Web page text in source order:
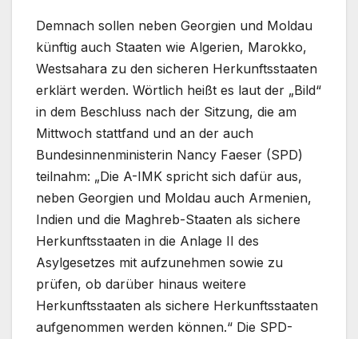
Demnach sollen neben Georgien und Moldau
künftig auch Staaten wie Algerien, Marokko,
Westsahara zu den sicheren Herkunftsstaaten
erklärt werden. Wörtlich heißt es laut der „Bild“
in dem Beschluss nach der Sitzung, die am
Mittwoch stattfand und an der auch
Bundesinnenministerin Nancy Faeser (SPD)
teilnahm: „Die A-IMK spricht sich dafür aus,
neben Georgien und Moldau auch Armenien,
Indien und die Maghreb-Staaten als sichere
Herkunftsstaaten in die Anlage II des
Asylgesetzes mit aufzunehmen sowie zu
prüfen, ob darüber hinaus weitere
Herkunftsstaaten als sichere Herkunftsstaaten
aufgenommen werden können.“ Die SPD-